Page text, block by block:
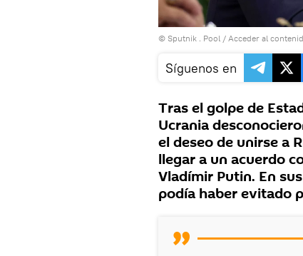
© Sputnik . Pool / Acceder al
Síguenos en
Tras el golpe de
Ucrania
el deseo de unirse a
llegar a un acuerdo
Vladímir Putin. En
podía haber evitado